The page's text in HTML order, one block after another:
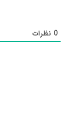
0نظرات